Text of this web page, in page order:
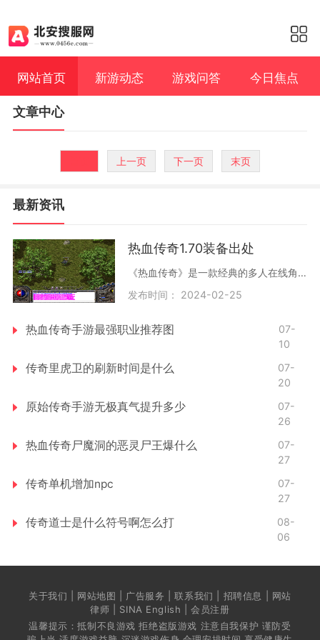
网站首页 新游动态 游戏问答 今日焦点
文章中心
上一页 下一页 末页
最新资讯
热血传奇1.70装备出处
《热血传奇》是一款经典的多人在线角色扮演游戏，自从1999年推出至今，一直备受广大游戏玩家的喜爱和追捧。而在70版本更新中，新增的装备更是令老玩家们兴奋不已，下面我们一起
发布时间： 2024-02-25
热血传奇手游最强职业推荐图
07-
10
传奇里虎卫的刷新时间是什么
07-
20
原始传奇手游无极真气提升多少
07-
26
热血传奇尸魔洞的恶灵尸王爆什么
07-
27
传奇单机增加npc
07-
27
传奇道士是什么符号啊怎么打
08-
06
关于我们 | 网站地图 | 广告服务 | 联系我们 | 招聘信息 | 网站
律师 | SINA English | 会员注册
温馨提示：抵制不良游戏 拒绝盗版游戏 注意自我保护 谨防受